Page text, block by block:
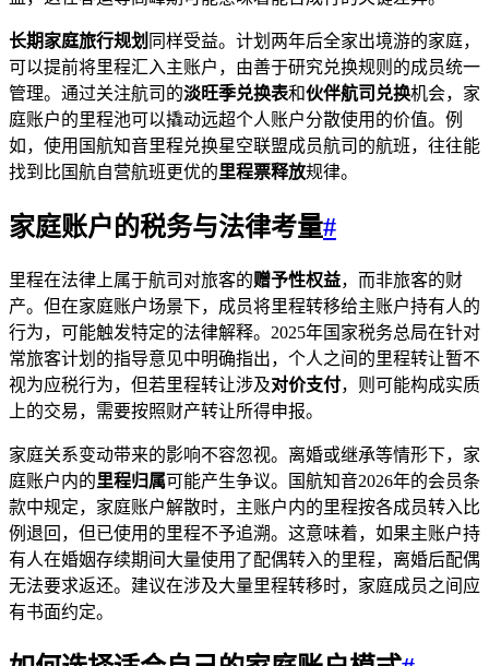
长期家庭旅行规划 同样受益。计划两年后全家出境游的家庭，
可以提前将里程汇入主账户，由善于研究兑换规则的成员统一
管理。通过关注航司的淡旺季兑换表和伙伴航司兑换机会，家
庭账户的里程池可以撬动远超个人账户分散使用的价值。例
如，使用国航知音里程兑换星空联盟成员航司的航班，往往能
找到比国航自营航班更优的里程票释放规律。
家庭账户的税务与法律考量#
里程在法律上属于航司对旅客的赠予性权益，而非旅客的财
产。但在家庭账户场景下，成员将里程转移给主账户持有人的
行为，可能触发特定的法律解释。2025年国家税务总局在针对
常旅客计划的指导意见中明确指出，个人之间的里程转让暂不
视为应税行为，但若里程转让涉及对价支付，则可能构成实质
上的交易，需要按照财产转让所得申报。
家庭关系变动带来的影响不容忽视。离婚或继承等情形下，家
庭账户内的里程归属可能产生争议。国航知音2026年的会员条
款中规定，家庭账户解散时，主账户内的里程按各成员转入比
例退回，但已使用的里程不予追溯。这意味着，如果主账户持
有人在婚姻存续期间大量使用了配偶转入的里程，离婚后配偶
无法要求返还。建议在涉及大量里程转移时，家庭成员之间应
有书面约定。